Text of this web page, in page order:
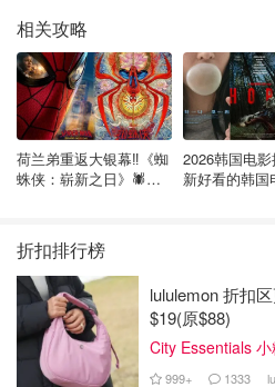
用紧急权力加征大范围关税“毫无
计得重新盘算了！
Mark Carney说：“我们欢迎美
Canada一贯立场一致，认定
Economic Emergency Act
理。”纽约联邦法院的3人法官小
禁止执行”相关关税。
和墨西哥的“芬太尼”关税，说这
提的威胁”。
“我们知道，跟美国的贸易关系
相关攻略
荷兰弟重返大银幕‼️《蜘
蛛侠：崭新之日》🕷️北
2026韩国电
新好看的韩国
折扣排行榜
lululemon 折扣
$19(原$88)
City Essentials
999+ 1333